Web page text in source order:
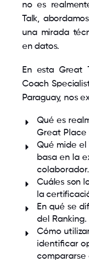
no es
Talk,
una mirada
en datos.
En esta Great
Coach
Paraguay, nos
Qué es
Great Place
Qué mide el
basa en la
colaborador.
Cuáles son
la
En qué se
del Ranking.
Cómo
identificar
compararse